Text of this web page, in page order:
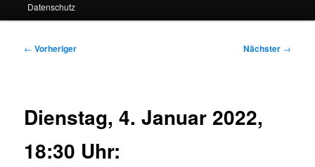
Datenschutz
Beitragsnavigation
← Vorheriger Nächster →
Dienstag, 4. Januar 2022,
18:30 Uhr: